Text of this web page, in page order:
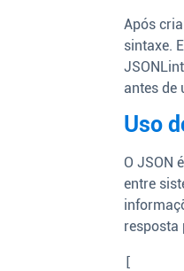
Após
sintaxe.
antes de
Uso
O JSON
entre
resposta
[